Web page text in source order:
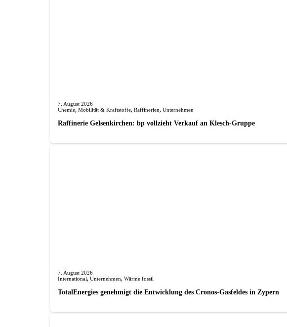
7. August 2026
Chemie, Mobilität & Kraftstoffe, Raffinerien, Unternehmen
Raffinerie Gelsenkirchen: bp vollzieht Verkauf an Klesch-Gruppe
7. August 2026
International, Unternehmen, Wärme fossil
TotalEnergies genehmigt die Entwicklung des Cronos-Gasfeldes in Zypern